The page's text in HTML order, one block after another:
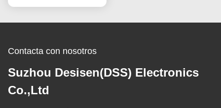
Contacta con nosotros
Suzhou Desisen(DSS) Electronics
Co.,Ltd